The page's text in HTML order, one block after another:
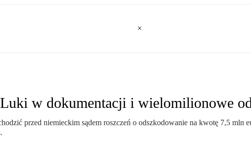
w dokumentacji i wielomilionowe
przed niemieckim sądem roszczeń o odszkodowanie na kwotę 7,5 mln